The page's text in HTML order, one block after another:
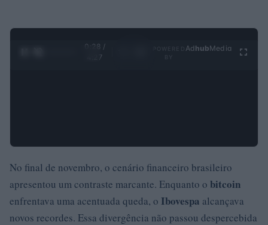
0:29 /
4:27
Ad hubMedia
No final de novembro, o cenário financeiro brasileiro
apresentou um contraste marcante. Enquanto o bitcoin
enfrentava uma acentuada queda, o Ibovespa alcançava
novos recordes. Essa divergência não passou despercebida